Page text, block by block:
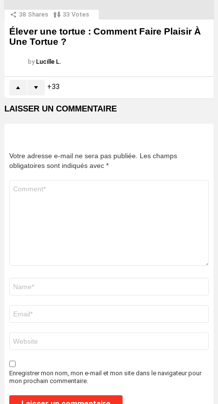
38 Shares 33 Votes
Élever une tortue : Comment Faire Plaisir À
Une Tortue ?
by Lucille L.
33
LAISSER UN COMMENTAIRE
Votre adresse e-mail ne sera pas publiée. Les champs
obligatoires sont indiqués avec *
mail
*
web
Enregistrer mon nom, mon e-mail et mon site dans le navigateur pour
mon prochain commentaire.